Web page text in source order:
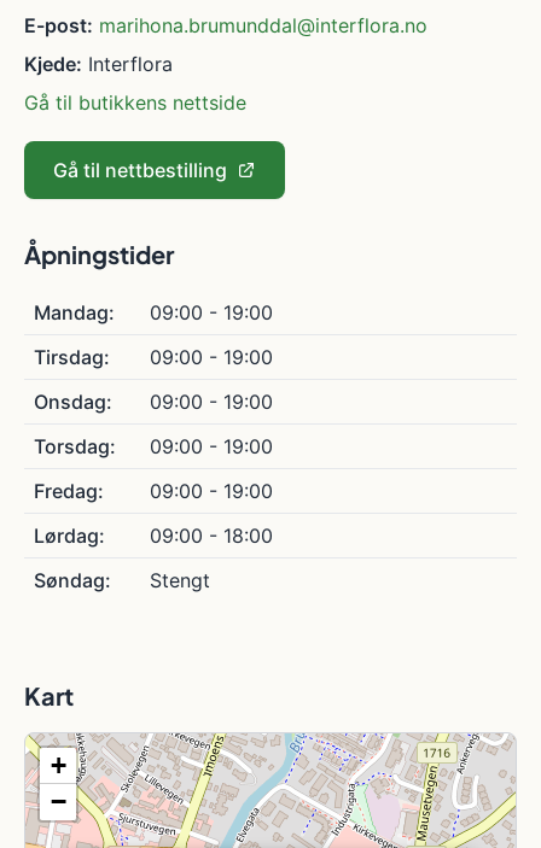
E-post: marihona.brumunddal@interflora.no
Kjede: Interflora
Gå til butikkens nettside
Gå til nettbestilling
Åpningstider
Mandag:
09:00 - 19:00
Tirsdag:
09:00 - 19:00
Onsdag:
09:00 - 19:00
Torsdag:
09:00 - 19:00
Fredag:
09:00 - 19:00
Lørdag:
09:00 - 18:00
Søndag:
Stengt
Kart
+
−